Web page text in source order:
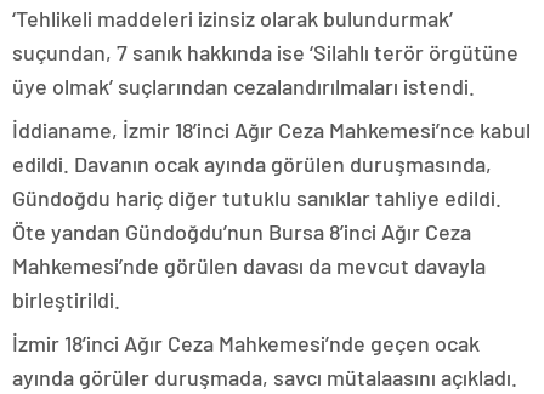
‘Tehlikeli maddeleri izinsiz olarak bulundurmak’
suçundan, 7 sanık hakkında ise ‘Silahlı terör örgütüne
üye olmak’ suçlarından cezalandırılmaları istendi.
İddianame, İzmir 18’inci Ağır Ceza Mahkemesi’nce kabul
edildi. Davanın ocak ayında görülen duruşmasında,
Gündoğdu hariç diğer tutuklu sanıklar tahliye edildi.
Öte yandan Gündoğdu’nun Bursa 8’inci Ağır Ceza
Mahkemesi’nde görülen davası da mevcut davayla
birleştirildi.
İzmir 18’inci Ağır Ceza Mahkemesi’nde geçen ocak
ayında görüler duruşmada, savcı mütalaasını açıkladı.